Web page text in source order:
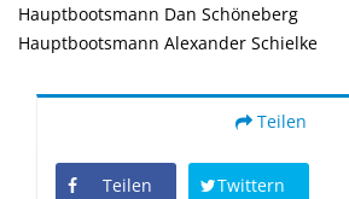
Hauptbootsmann Dan Schöneberg
Hauptbootsmann Alexander Schielke
Teilen
Teilen Twittern